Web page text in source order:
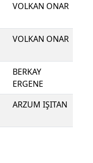
VOLKAN ONAR
VOLKAN ONAR
BERKAY
ERGENE
ARZUM IŞITAN